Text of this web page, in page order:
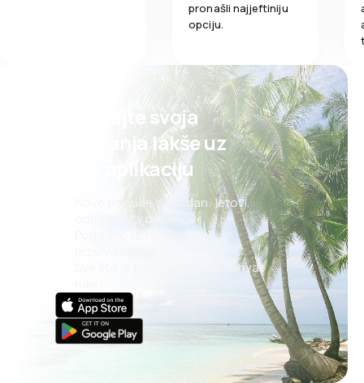
pronašli najjeftiniju
opciju.
Planirajte svoja
putovanja lakše uz
našu aplikaciju
Nove ponude svaki dan: letovi,
odmori, city break-ovi
Sve što je bitno, uvijek na dohvat